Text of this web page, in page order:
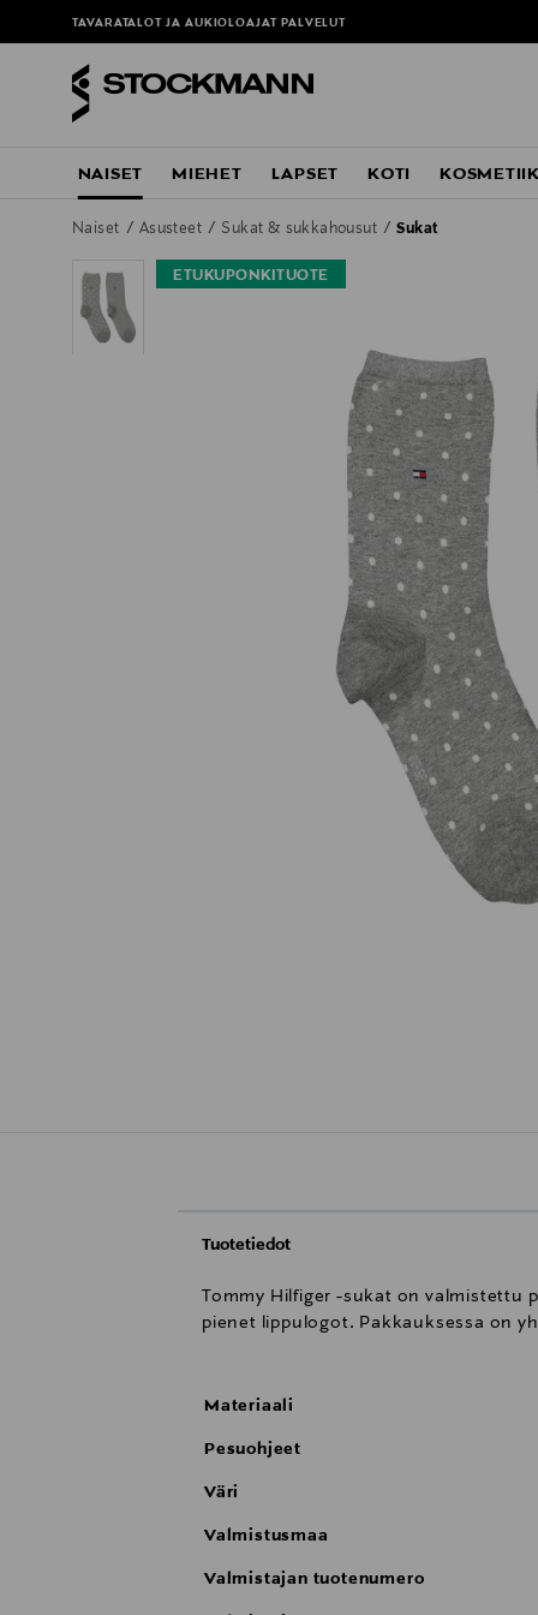
TAVARATALOT JA AUKIOLOAJAT PALVELUT
NAISET MIEHET LAPSET KOTI
Naiset Asusteet Sukat & sukkahousut Sukat
ETUKUPONKITUOTE
Tuotetiedot
Tommy Hilfiger -sukat on valmistettu
pienet lippulogot. Pakkauksessa on
Materiaali
Pesuohjeet
Väri
Valmistusmaa
Valmistajan tuotenumero